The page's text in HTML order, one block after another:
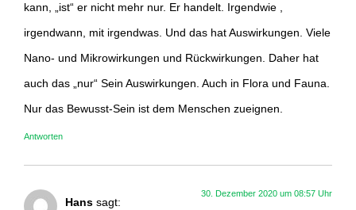
kann, „ist“ er nicht mehr nur. Er handelt. Irgendwie ,
irgendwann, mit irgendwas. Und das hat Auswirkungen. Viele
Nano- und Mikrowirkungen und Rückwirkungen. Daher hat
auch das „nur“ Sein Auswirkungen. Auch in Flora und Fauna.
Nur das Bewusst-Sein ist dem Menschen zueignen.
Antworten
Hans sagt:
30. Dezember 2020 um 08:57 Uhr